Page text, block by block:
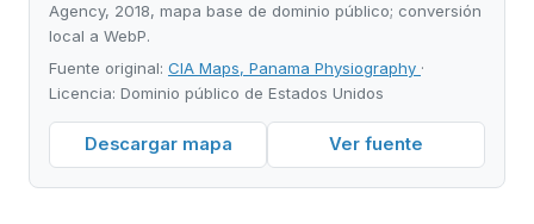
Agency, 2018, mapa base de dominio público; conversión
local a WebP.
Fuente original: CIA Maps, Panama Physiography ·
Licencia: Dominio público de Estados Unidos
Descargar mapa Ver fuente